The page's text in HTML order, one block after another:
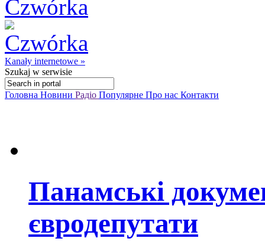
Kanały internetowe »
Szukaj w serwisie
Головна Новини Радіо Популярне Про нас Контакти
Панамські
євродепутати